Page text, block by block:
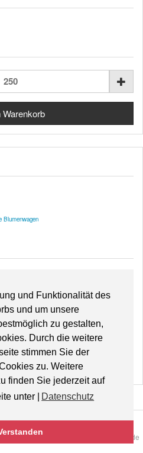
und Funktionalität des
und um unsere
zu gestalten,
Durch die weitere
stimmen Sie der
zu. Weitere
finden Sie jederzeit auf
unter |
Datenschutz
Blumenwagen
5 6 7 Ende